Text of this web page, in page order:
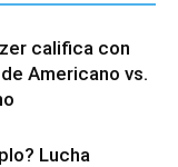
califica con
Americano vs.
Lucha